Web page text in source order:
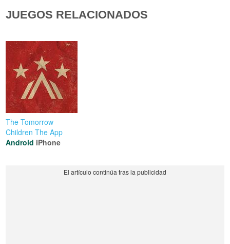
JUEGOS RELACIONADOS
The Tomorrow
Children The App
Android iPhone